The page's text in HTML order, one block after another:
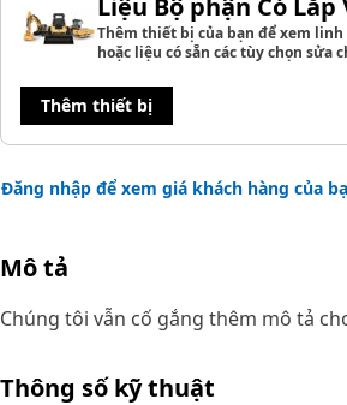
Liệu Bộ phận Có Lắp
Thêm thiết bị của bạn để xem
hoặc liệu có sẵn các tùy chọn sửa
Thêm thiết bị
Đăng nhập để xem giá khách hàng của
Mô tả
Chúng tôi vẫn cố gắng thêm mô tả
Thông số kỹ thuật